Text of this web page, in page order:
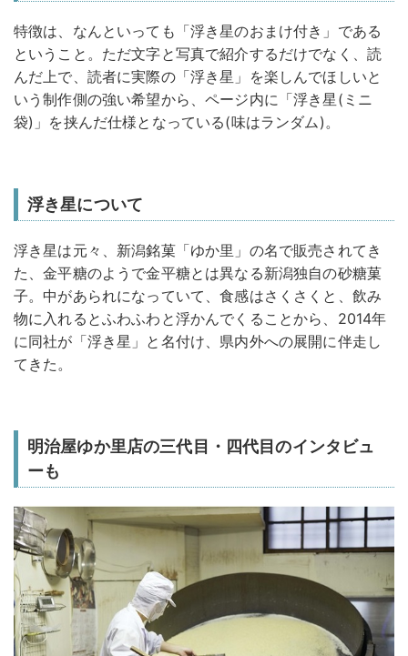
特徴は、なんといっても「浮き星のおまけ付き」である
ということ。ただ文字と写真で紹介するだけでなく、読
んだ上で、読者に実際の「浮き星」を楽しんでほしいと
いう制作側の強い希望から、ページ内に「浮き星(ミニ
袋)」を挟んだ仕様となっている(味はランダム)。
浮き星について
浮き星は元々、新潟銘菓「ゆか里」の名で販売されてき
た、金平糖のようで金平糖とは異なる新潟独自の砂糖菓
子。中があられになっていて、食感はさくさくと、飲み
物に入れるとふわふわと浮かんでくることから、2014年
に同社が「浮き星」と名付け、県内外への展開に伴走し
てきた。
明治屋ゆか里店の三代目・四代目のインタビュ
ーも